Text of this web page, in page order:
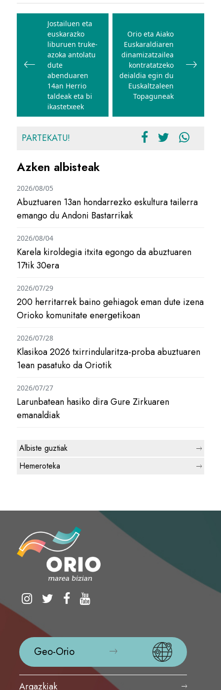
Bidalketetan
zehar
nabigatu
Jostailuen eta
euskarazko
liburuen truke-
azoka antolatu
dute
abenduaren
14an Herrio
taldeak eta bi
ikastetxeek
Orio eta Aiako
Euskaraldiaren
dinamizatzailea
kontratatzeko
deialdia egin du
Euskaltzaleen
Topaguneak
PARTEKATU!
Azken albisteak
Abuztuaren 13an hondarrezko eskultura tailerra
emango du Andoni Bastarrikak
2026/08/05
Karela kiroldegia itxita egongo da abuztuaren
17tik 30era
2026/08/04
200 herritarrek baino gehiagok eman dute izena
Orioko komunitate energetikoan
2026/07/29
Klasikoa 2026 txirrindularitza-proba abuztuaren
1ean pasatuko da Oriotik
2026/07/28
Larunbatean hasiko dira Gure Zirkuaren
emanaldiak
2026/07/27
Albiste guztiak
Hemeroteka
Geo-Orio
Argazkiak